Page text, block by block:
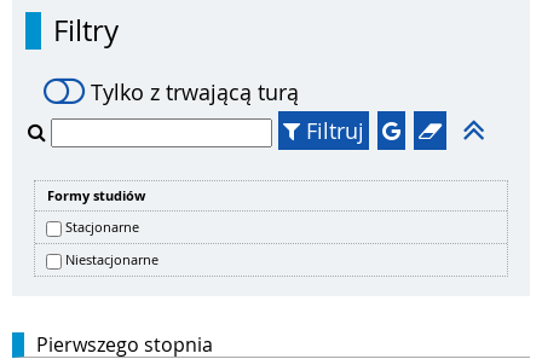
Filtry
Tylko z trwającą turą
Filtruj
Formy studiów
Stacjonarne
Niestacjonarne
Pierwszego stopnia